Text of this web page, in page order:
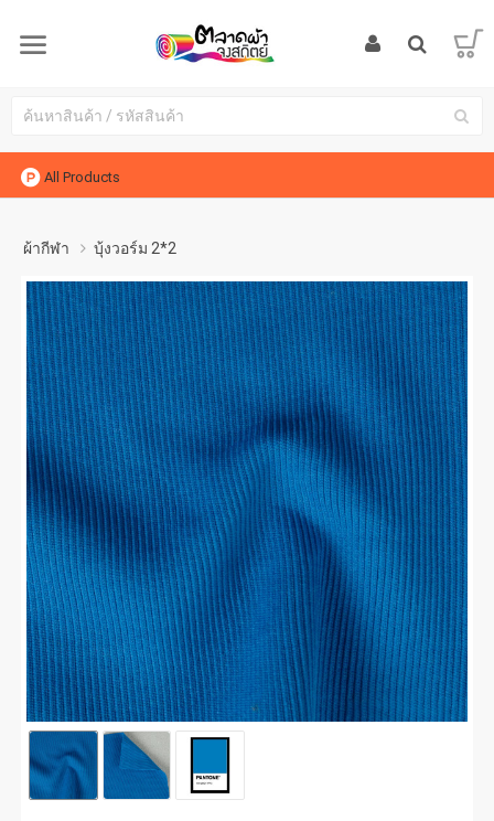
All Products
ผ้ากีฬา บุ้งวอร์ม 2*2
บุ้งวอร์ม 2*2(ฟ้าทะเล) #1